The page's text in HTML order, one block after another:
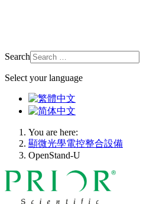
Search
Select your language
You are here:
顯微光學電控整合設備
OpenStand-U